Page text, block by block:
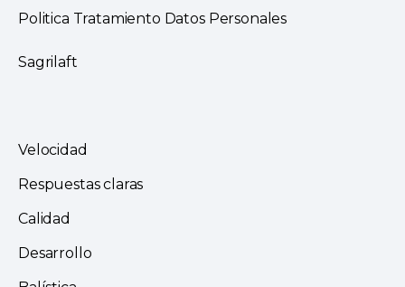
Politica Tratamiento Datos Personales
Sagrilaft
Velocidad
Respuestas claras
Calidad
Desarrollo